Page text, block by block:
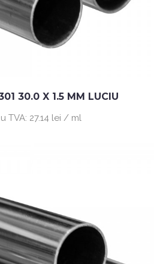
30.0 X 1.5 MM LUCIU
TVA: 27.14 lei / ml